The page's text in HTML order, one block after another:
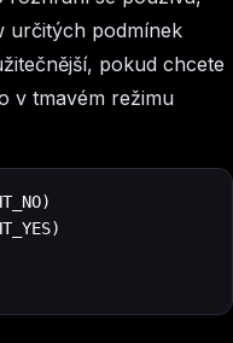
určitých podmínek
pokud chcete
v tmavém režimu